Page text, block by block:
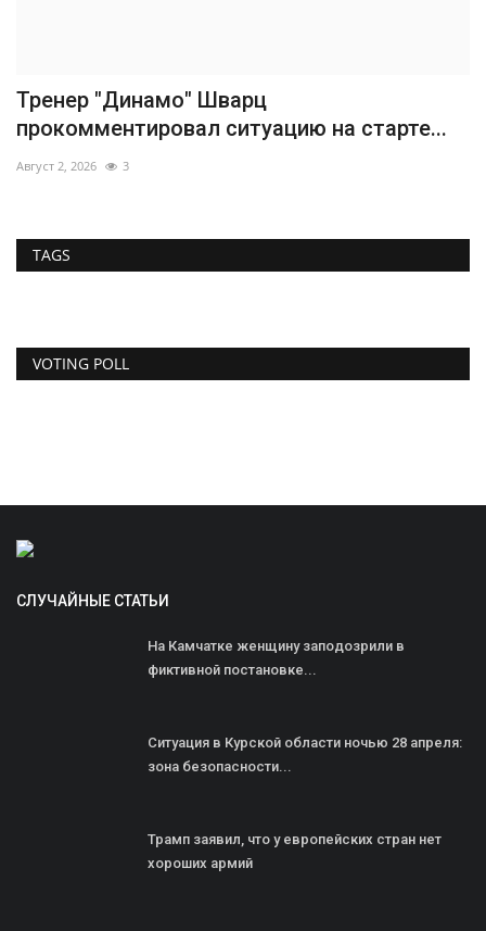
Тренер "Динамо" Шварц
прокомментировал ситуацию на старте...
Август 2, 2026 3
TAGS
VOTING POLL
СЛУЧАЙНЫЕ СТАТЬИ
На Камчатке женщину заподозрили в
фиктивной постановке...
Ситуация в Курской области ночью 28 апреля:
зона безопасности...
Трамп заявил, что у европейских стран нет
хороших армий